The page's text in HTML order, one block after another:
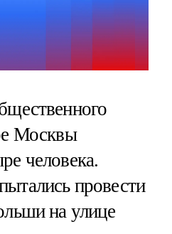
Москвы
человека.
провести
на улице